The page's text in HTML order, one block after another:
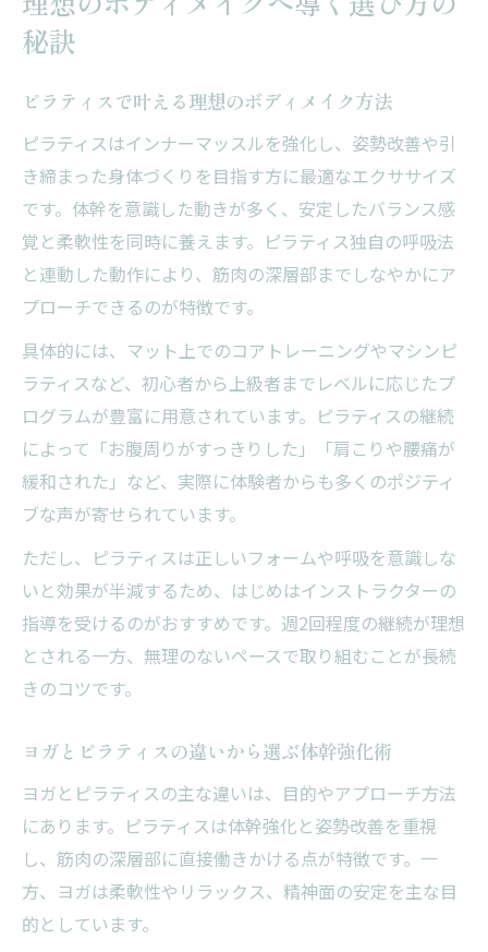
秘訣
ピラティスで叶える理想のボディメイク方法
ピラティスはインナーマッスルを強化し、姿勢改善や引
き締まった身体づくりを目指す方に最適なエクササイズ
です。体幹を意識した動きが多く、安定したバランス感
覚と柔軟性を同時に養えます。ピラティス独自の呼吸法
と連動した動作により、筋肉の深層部までしなやかにア
プローチできるのが特徴です。
具体的には、マット上でのコアトレーニングやマシンピ
ラティスなど、初心者から上級者までレベルに応じたプ
ログラムが豊富に用意されています。ピラティスの継続
によって「お腹周りがすっきりした」「肩こりや腰痛が
緩和された」など、実際に体験者からも多くのポジティ
ブな声が寄せられています。
ただし、ピラティスは正しいフォームや呼吸を意識しな
いと効果が半減するため、はじめはインストラクターの
指導を受けるのがおすすめです。週2回程度の継続が理想
とされる一方、無理のないペースで取り組むことが長続
きのコツです。
ヨガとピラティスの違いから選ぶ体幹強化術
ヨガとピラティスの主な違いは、目的やアプローチ方法
にあります。ピラティスは体幹強化と姿勢改善を重視
し、筋肉の深層部に直接働きかける点が特徴です。一
方、ヨガは柔軟性やリラックス、精神面の安定を主な目
的としています。